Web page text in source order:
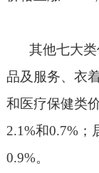
其他七大
品及服务、衣
和医疗保健类
2.1%和0.7%；
0.9%。